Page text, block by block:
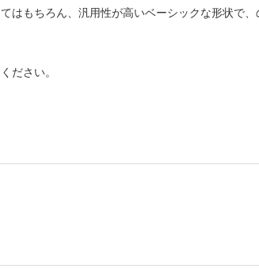
はもちろん、汎用性が高いベーシックな形状で
ださい。